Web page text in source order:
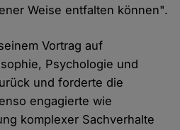
Weise entfalten können".
Vortrag auf
Psychologie und
und forderte die
engagierte wie
komplexer Sachverhalte